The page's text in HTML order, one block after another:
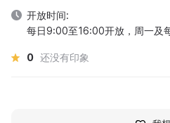
开放时间:
每日9:00至16:00开放，周一及
0 还没有印象